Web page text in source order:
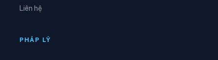
Phường Trần Liễu
Liên hệ
PHÁP LÝ